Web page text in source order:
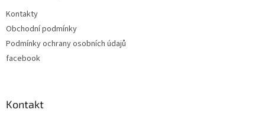
Kontakty
Obchodní podmínky
Podmínky ochrany osobních údajů
facebook
Kontakt